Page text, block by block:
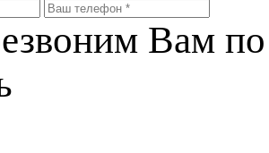
Вам по